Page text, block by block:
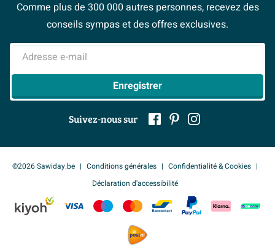
> Service client
> Espace Conseil
#Mysawiday
> Inspiration salle de bains
BeCommerce
> Tout sur nos showrooms
Comme plus de 300 000 autres personnes, recevez des
conseils sympas et des offres exclusives.
Adresse e-mail
Enregistrer
Suivez-nous sur
©2026 Sawiday.be Conditions générales
Confidentialité & Cookies
Déclaration d'accessibilité